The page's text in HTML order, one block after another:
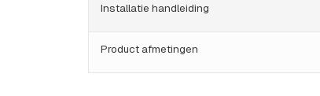
Installatie handleiding
Product afmetingen